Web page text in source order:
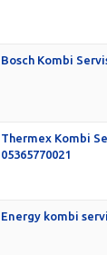
Bosch Kombi
Thermex Kombi
05365770021
Energy kombi